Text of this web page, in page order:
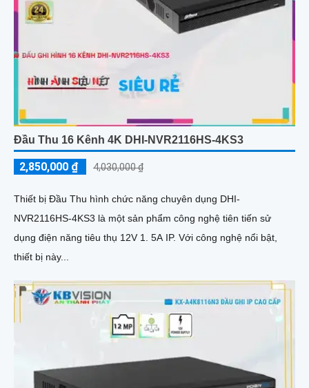
Đầu Thu 16 Kênh 4K DHI-NVR2116HS-4KS3
2,850,000 ₫ 4,030,000 ₫
Thiết bị Đầu Thu hình chức năng chuyên dụng DHI-
NVR2116HS-4KS3 là một sản phẩm công nghệ tiên tiến sử
dụng điện năng tiêu thụ 12V 1. 5A IP. Với công nghệ nổi bật,
thiết bị này...